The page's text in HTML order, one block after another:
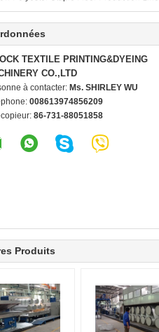
TEXTILE PRINTING&DYEING
CO.,LTD
à contacter: Ms. SHIRLEY WU
008613974856209
86-731-88051858
Produits